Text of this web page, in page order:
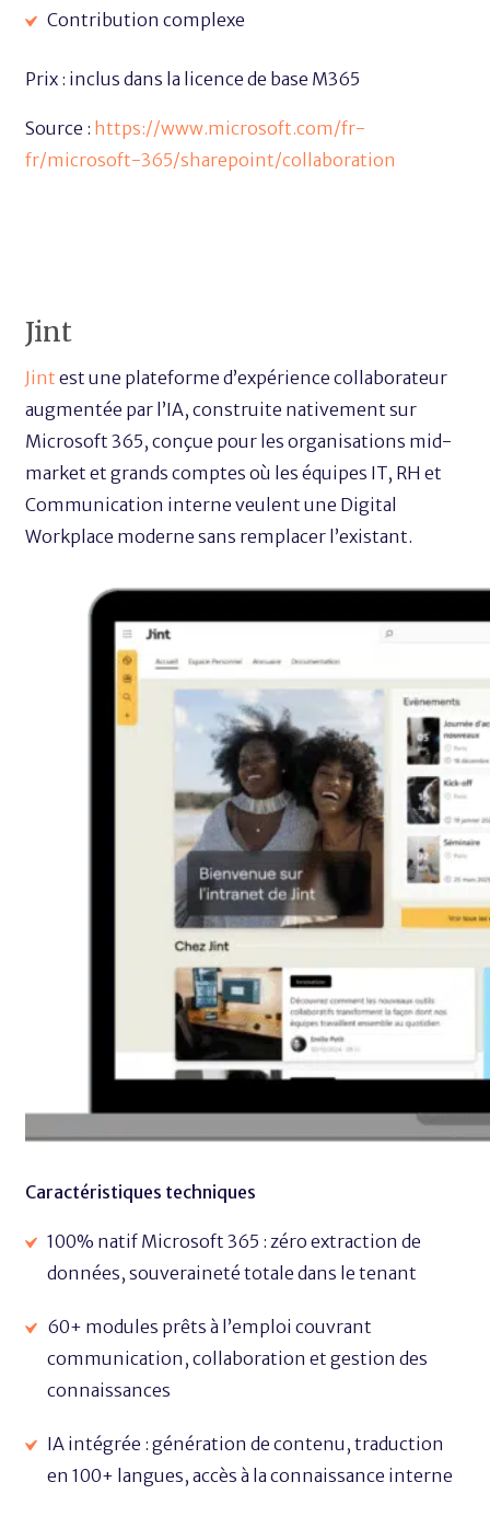
Contribution complexe
Prix : inclus dans la licence de base M365
Source : https://www.microsoft.com/fr-
fr/microsoft-365/sharepoint/collaboration
Jint
Jint est une plateforme d’expérience collaborateur
augmentée par l’IA, construite nativement sur
Microsoft 365, conçue pour les organisations mid-
market et grands comptes où les équipes IT, RH et
Communication interne veulent une Digital
Workplace moderne sans remplacer l’existant.
Caractéristiques techniques
100% natif Microsoft 365 : zéro extraction de
données, souveraineté totale dans le tenant
60+ modules prêts à l’emploi couvrant
communication, collaboration et gestion des
connaissances
IA intégrée : génération de contenu, traduction
en 100+ langues, accès à la connaissance interne